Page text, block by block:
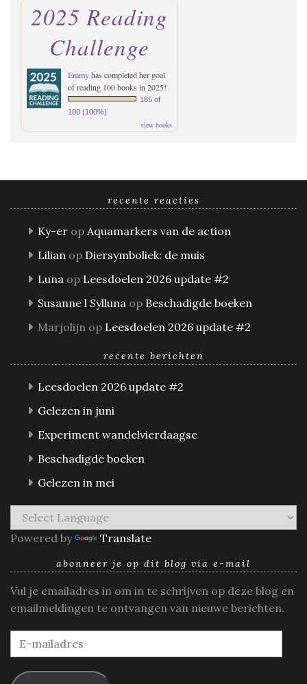
2025 Reading
Challenge
Emmyhas completed her goal
of reading 100 books in 2025!
185 of
100 (100%)
view books
recente reacties
Ky-er op Aquamarkers van de action
Lilian op Diersymboliek: de muis
Luna op Leesdoelen 2026 update #2
Susanne l Sylluna op Beschadigde boeken
Marjolijn op Leesdoelen 2026 update #2
recente berichten
Leesdoelen 2026 update #2
Gelezen in juni
Experiment wandelvierdaagse
Beschadigde boeken
Gelezen in mei
Powered by Translate
abonneer je op dit blog via e-mail
Vul je emailadres in om in te schrijven op deze blog en
emailmeldingen te ontvangen van nieuwe berichten.
E-
mailadres